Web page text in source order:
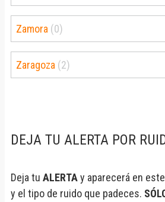
Zamora (0)
Zaragoza (2)
DEJA TU ALERTA POR
Deja tu ALERTAy aparecerá en
y el tipo de ruido que padeces.